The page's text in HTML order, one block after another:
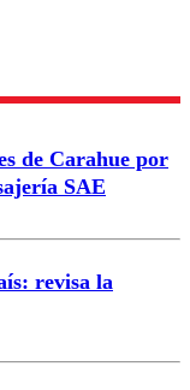
garantizar un
de Carahue por
SAE
revisa la